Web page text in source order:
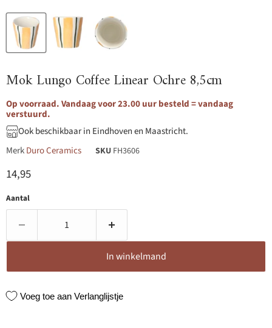
Mok Lungo Coffee Linear Ochre 8,5cm
Op voorraad. Vandaag voor 23.00 uur besteld = vandaag
verstuurd.
Ook beschikbaar in Eindhoven en Maastricht.
MerkDuro Ceramics SKU FH3606
Huidige prijs
14,95
Aantal
In winkelmand
Voeg toe aan Verlanglijstje